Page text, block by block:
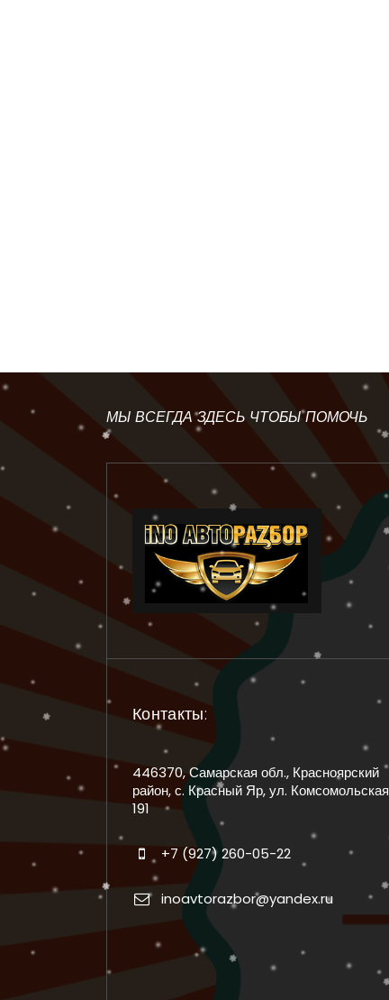
МЫ ВСЕГДА ЗДЕСЬ ЧТОБЫ ПОМОЧЬ
Контакты:
446370, Самарская обл., Красноярский
район, с. Красный Яр, ул. Комсомольская
191
+7 (927) 260-05-22
inoavtorazbor@yandex.ru